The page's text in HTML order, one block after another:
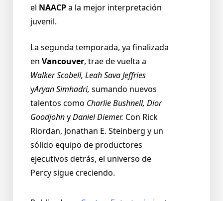
el NAACPa la mejor interpretación
juvenil.
La segunda temporada, ya finalizada
en Vancouver, trae de vuelta a
Walker Scobell, Leah Sava Jeffries
yAryan Simhadri, sumando nuevos
talentos como Charlie Bushnell, Dior
GoodjohnyDaniel Diemer. Con Rick
Riordan, Jonathan E. Steinberg y un
sólido equipo de productores
ejecutivos detrás, el universo de
Percy sigue creciendo.